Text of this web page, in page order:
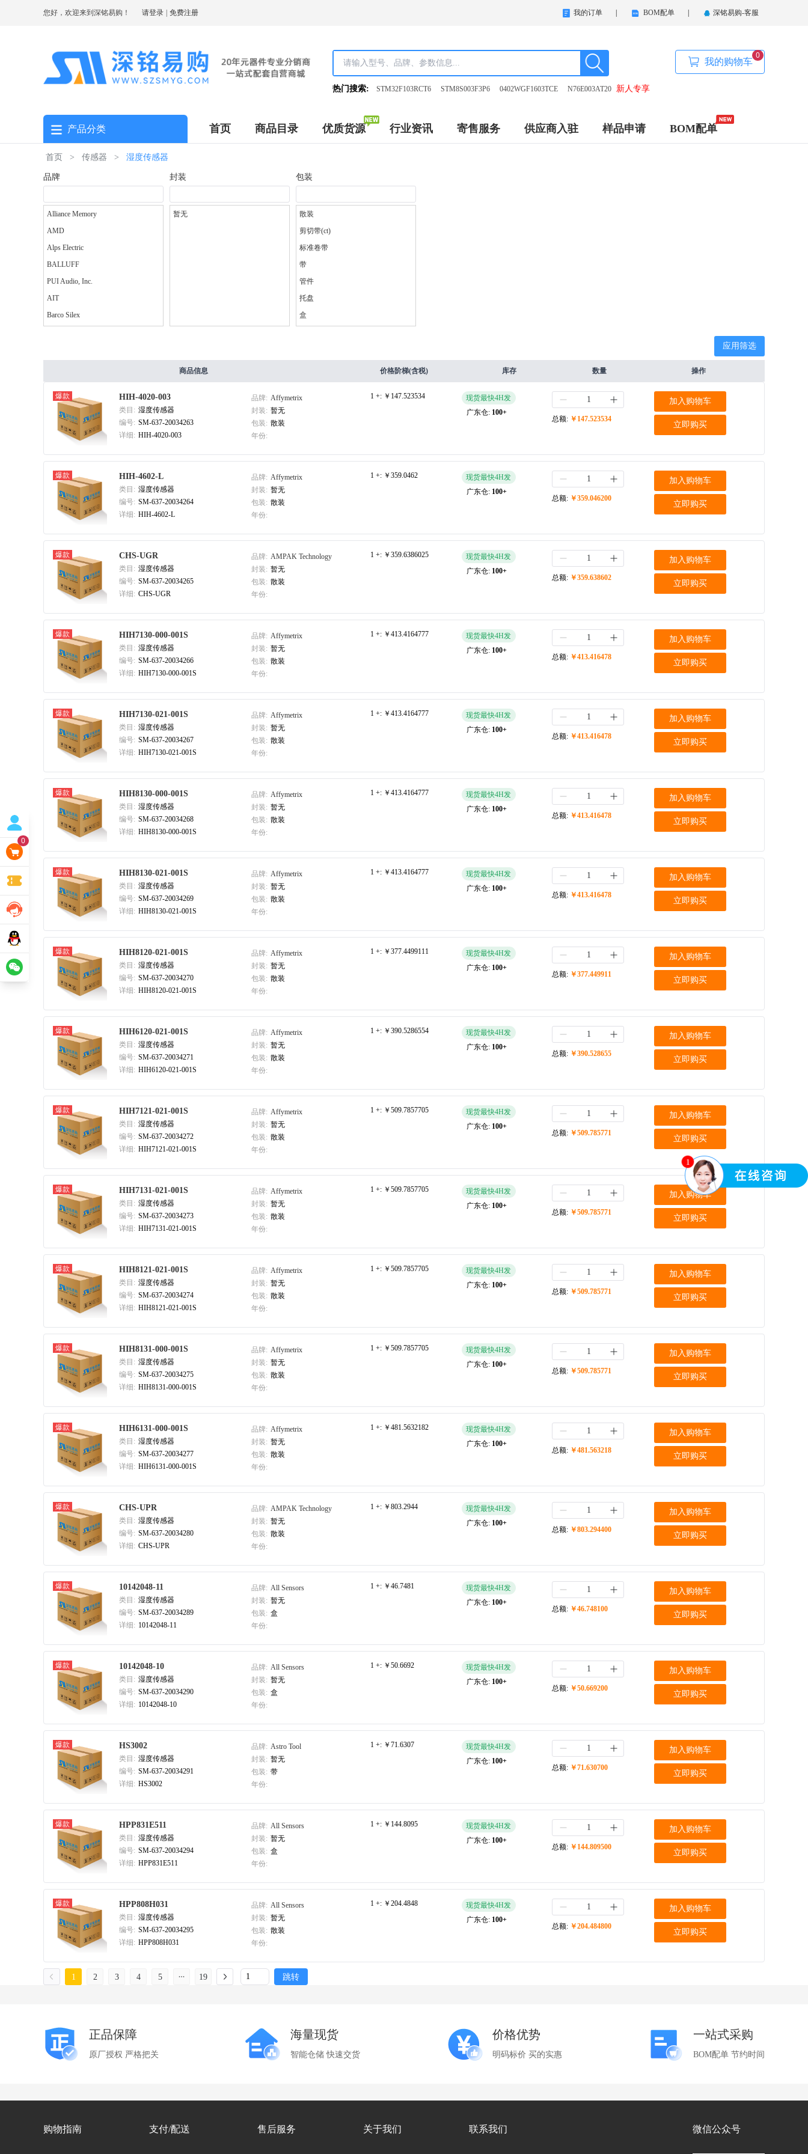
1
您好，欢迎来到深铭易购！ 请登录 免费注册 我的订单 BOM配单 深铭易购-客服
热门搜索: STM32F103RCT6 STM8S003F3P6 0402WGF1603TCE N76E003AT20 新人专享
我的购物车
0
产品分类 首页 商品目录 优质货源 行业资讯 寄售服务 供应商入驻 样品申请 BOM配单
0
首页 > 传感器 > 湿度传感器
品牌
Alliance Memory
AMD
Alps Electric
BALLUFF
PUI Audio, Inc.
AIT
Barco Silex
AMPAK Technology
AEM科技
Advanced Power Electronics(APEC)
Mallory Sonalert Products Inc.
BACO
B+B SmartWorx
Adesto Technologies
Advanced Interconnections
Alpha (Taiwan)
A-Data Technology
All Sensors
TDK Corporation
ATP Electronics
Affymetrix
AltoBeam
Banner Engineering
American Opto Plus(AOP)
封装
暂无
包装
散装
剪切带(ct)
标准卷带
带
管件
托盘
盒
应用筛选
商品信息 价格阶梯(含税) 库存 数量 操作
爆款 HIH-4020-003
类目: 湿度传感器
编号: SM-637-20034263
详细: HIH-4020-003
品牌: Affymetrix
封装: 暂无
包装: 散装
年份:
1 +: ￥147.523534
现货最快4H发
广东仓: 100+
总额: ￥147.523534
加入购物车
立即购买
爆款 HIH-4602-L
类目: 湿度传感器
编号: SM-637-20034264
详细: HIH-4602-L
品牌: Affymetrix
封装: 暂无
包装: 散装
年份:
1 +: ￥359.0462
现货最快4H发
广东仓: 100+
总额: ￥359.046200
加入购物车
立即购买
爆款 CHS-UGR
类目: 湿度传感器
编号: SM-637-20034265
详细: CHS-UGR
品牌: AMPAK Technology
封装: 暂无
包装: 散装
年份:
1 +: ￥359.6386025
现货最快4H发
广东仓: 100+
总额: ￥359.638602
加入购物车
立即购买
爆款 HIH7130-000-001S
类目: 湿度传感器
编号: SM-637-20034266
详细: HIH7130-000-001S
品牌: Affymetrix
封装: 暂无
包装: 散装
年份:
1 +: ￥413.4164777
现货最快4H发
广东仓: 100+
总额: ￥413.416478
加入购物车
立即购买
爆款 HIH7130-021-001S
类目: 湿度传感器
编号: SM-637-20034267
详细: HIH7130-021-001S
品牌: Affymetrix
封装: 暂无
包装: 散装
年份:
1 +: ￥413.4164777
现货最快4H发
广东仓: 100+
总额: ￥413.416478
加入购物车
立即购买
爆款 HIH8130-000-001S
类目: 湿度传感器
编号: SM-637-20034268
详细: HIH8130-000-001S
品牌: Affymetrix
封装: 暂无
包装: 散装
年份:
1 +: ￥413.4164777
现货最快4H发
广东仓: 100+
总额: ￥413.416478
加入购物车
立即购买
爆款 HIH8130-021-001S
类目: 湿度传感器
编号: SM-637-20034269
详细: HIH8130-021-001S
品牌: Affymetrix
封装: 暂无
包装: 散装
年份:
1 +: ￥413.4164777
现货最快4H发
广东仓: 100+
总额: ￥413.416478
加入购物车
立即购买
爆款 HIH8120-021-001S
类目: 湿度传感器
编号: SM-637-20034270
详细: HIH8120-021-001S
品牌: Affymetrix
封装: 暂无
包装: 散装
年份:
1 +: ￥377.4499111
现货最快4H发
广东仓: 100+
总额: ￥377.449911
加入购物车
立即购买
爆款 HIH6120-021-001S
类目: 湿度传感器
编号: SM-637-20034271
详细: HIH6120-021-001S
品牌: Affymetrix
封装: 暂无
包装: 散装
年份:
1 +: ￥390.5286554
现货最快4H发
广东仓: 100+
总额: ￥390.528655
加入购物车
立即购买
爆款 HIH7121-021-001S
类目: 湿度传感器
编号: SM-637-20034272
详细: HIH7121-021-001S
品牌: Affymetrix
封装: 暂无
包装: 散装
年份:
1 +: ￥509.7857705
现货最快4H发
广东仓: 100+
总额: ￥509.785771
加入购物车
立即购买
爆款 HIH7131-021-001S
类目: 湿度传感器
编号: SM-637-20034273
详细: HIH7131-021-001S
品牌: Affymetrix
封装: 暂无
包装: 散装
年份:
1 +: ￥509.7857705
现货最快4H发
广东仓: 100+
总额: ￥509.785771
加入购物车
立即购买
爆款 HIH8121-021-001S
类目: 湿度传感器
编号: SM-637-20034274
详细: HIH8121-021-001S
品牌: Affymetrix
封装: 暂无
包装: 散装
年份:
1 +: ￥509.7857705
现货最快4H发
广东仓: 100+
总额: ￥509.785771
加入购物车
立即购买
爆款 HIH8131-000-001S
类目: 湿度传感器
编号: SM-637-20034275
详细: HIH8131-000-001S
品牌: Affymetrix
封装: 暂无
包装: 散装
年份:
1 +: ￥509.7857705
现货最快4H发
广东仓: 100+
总额: ￥509.785771
加入购物车
立即购买
爆款 HIH6131-000-001S
类目: 湿度传感器
编号: SM-637-20034277
详细: HIH6131-000-001S
品牌: Affymetrix
封装: 暂无
包装: 散装
年份:
1 +: ￥481.5632182
现货最快4H发
广东仓: 100+
总额: ￥481.563218
加入购物车
立即购买
爆款 CHS-UPR
类目: 湿度传感器
编号: SM-637-20034280
详细: CHS-UPR
品牌: AMPAK Technology
封装: 暂无
包装: 散装
年份:
1 +: ￥803.2944
现货最快4H发
广东仓: 100+
总额: ￥803.294400
加入购物车
立即购买
爆款 10142048-11
类目: 湿度传感器
编号: SM-637-20034289
详细: 10142048-11
品牌: All Sensors
封装: 暂无
包装: 盒
年份:
1 +: ￥46.7481
现货最快4H发
广东仓: 100+
总额: ￥46.748100
加入购物车
立即购买
爆款 10142048-10
类目: 湿度传感器
编号: SM-637-20034290
详细: 10142048-10
品牌: All Sensors
封装: 暂无
包装: 盒
年份:
1 +: ￥50.6692
现货最快4H发
广东仓: 100+
总额: ￥50.669200
加入购物车
立即购买
爆款 HS3002
类目: 湿度传感器
编号: SM-637-20034291
详细: HS3002
品牌: Astro Tool
封装: 暂无
包装: 带
年份:
1 +: ￥71.6307
现货最快4H发
广东仓: 100+
总额: ￥71.630700
加入购物车
立即购买
爆款 HPP831E511
类目: 湿度传感器
编号: SM-637-20034294
详细: HPP831E511
品牌: All Sensors
封装: 暂无
包装: 盒
年份:
1 +: ￥144.8095
现货最快4H发
广东仓: 100+
总额: ￥144.809500
加入购物车
立即购买
爆款 HPP808H031
类目: 湿度传感器
编号: SM-637-20034295
详细: HPP808H031
品牌: All Sensors
封装: 暂无
包装: 散装
年份:
1 +: ￥204.4848
现货最快4H发
广东仓: 100+
总额: ￥204.484800
加入购物车
立即购买
1 2 3 4 5 19 跳转
正品保障
原厂授权 严格把关
海量现货
智能仓储 快速交货
价格优势
明码标价 买的实惠
一站式采购
BOM配单 节约时间
购物指南 支付/配送 售后服务 关于我们 联系我们 微信公众号